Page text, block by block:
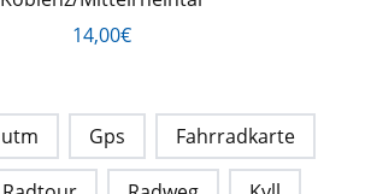
14,00€
utm Gps Fahrradkarte